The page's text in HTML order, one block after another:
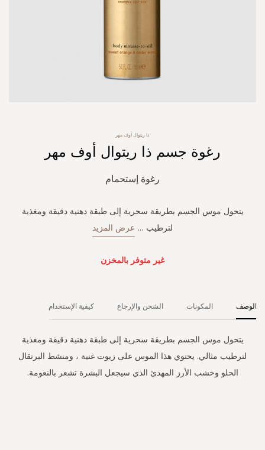
gallery
ذا ريتوال أوف مهر
رغوة جسم ذا ريتوال أوف مهر
رغوة إستحمام
يتحول موس الجسم بطريقة سحرية إلى طبقة دهنية دقيقة ومغذية
لترطيب ... عرض المزيد
غير متوفر بالمخزن
الوصف
يتحول موس الجسم بطريقة سحرية إلى طبقة دهنية دقيقة ومغذية
لترطيب مثالي. يحتوي هذا الموس على زيوت غنية ، ومنشط البرتقال
الحلو وخشب الأرز المهدئ الذي سيجعل البشرة تشعر بالنعومة.
المكونات الشحن والإرجاع كيفية الإستخدام